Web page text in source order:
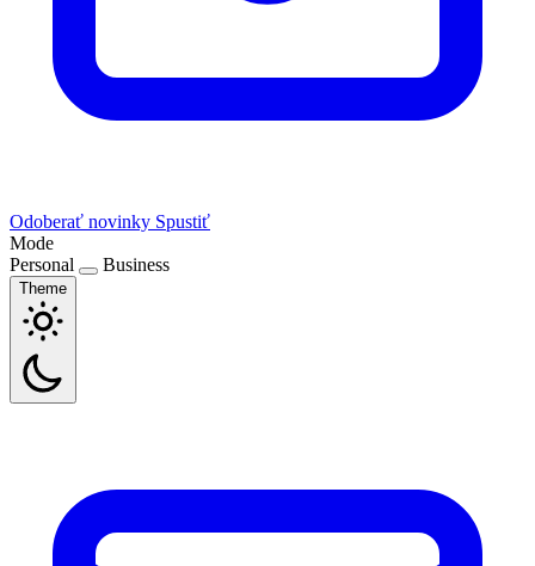
Odoberať novinky Spustiť
Mode
Personal
Business
Theme